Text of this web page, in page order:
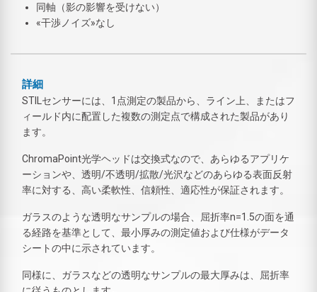
同軸（影の影響を受けない）
«干渉ノイズ»なし
詳細
STILセンサーには、1点測定の製品から、ライン上、またはフ
ィールド内に配置した複数の測定点で構成された製品があり
ます。
ChromaPoint光学ヘッドは交換式なので、あらゆるアプリケ
ーションや、透明/不透明/拡散/光沢などのあらゆる表面反射
率に対する、高い柔軟性、信頼性、適応性が保証されます。
ガラスのような透明なサンプルの場合、屈折率n=1.5の面を通
る経路を基準として、最小厚みの測定値および仕様がデータ
シートの中に示されています。
同様に、ガラスなどの透明なサンプルの最大厚みは、屈折率